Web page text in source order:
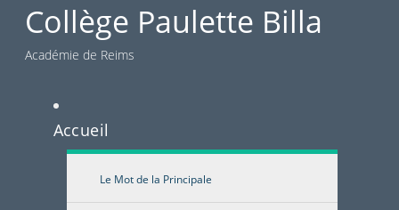
Collège Paulette Billa
Académie de Reims
Accueil
Le Mot de la Principale